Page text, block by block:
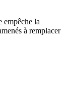
empêche la
à remplacer